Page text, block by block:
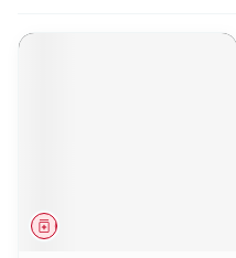
Geneesmiddel